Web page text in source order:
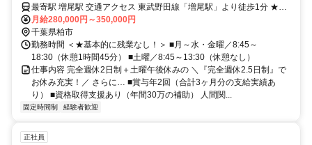
最寄駅 増尾駅 交通アクセス 東武野田線「増尾駅」より徒歩1分 ★車
通勤OK／バイク通勤OK！（駐車場あり）
月給280,000円～350,000円
千葉県柏市
勤務時間 ＜★基本的に残業なし！＞ ■月～水・金曜／8:45～
18:30（休憩1時間45分） ■土曜／8:45～13:30（休憩なし）
仕事内容 完全週休2日制＋土曜午後休みの ＼『完全週休2.5日制』で
お休み充実！／ さらに… ■賞与年2回（合計3ヶ月分の支給実績あ
り） ■資格取得支援あり（年間30万の補助） 人間関...
固定時間制 経験者歓迎
正社員